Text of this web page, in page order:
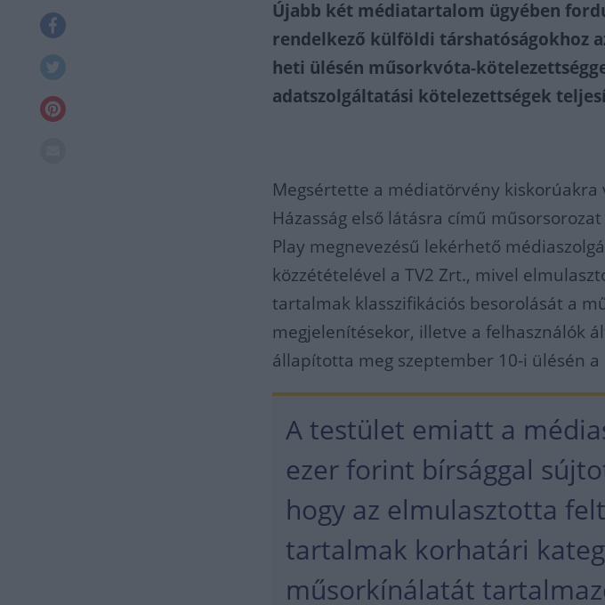
Újabb két médiatartalom ügyében
rendelkező külföldi társhatóságokhoz
heti ülésén műsorkvóta-
adatszolgáltatási kötelezettségek
Megsértette a médiatörvény kiskorúakra
Házasság első látásra című
Play megnevezésű lekérhető
közzétételével a TV2 Zrt., mivel
tartalmak klasszifikációs besorolását a
megjelenítésekor, illetve a felhasználók
állapította meg szeptember 10-i ülésén a
A testület emiatt a
ezer forint bírsággal
hogy az elmulasztotta
tartalmak korhatári
műsorkínálatát